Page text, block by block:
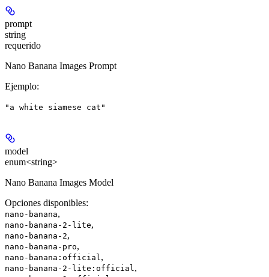
prompt
string
requerido
Nano Banana Images Prompt
Ejemplo:
"a white siamese cat"
model
enum<string>
Nano Banana Images Model
Opciones disponibles:
nano-banana,
nano-banana-2-lite,
nano-banana-2,
nano-banana-pro,
nano-banana:official ,
nano-banana-2-lite:official ,